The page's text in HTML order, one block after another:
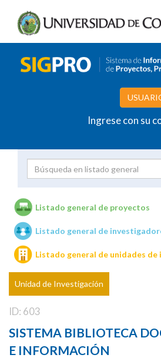
Ingrese con su
Unidades de investigación
Listado general de proyectos
Listado general de
Listado general de unidades de
Unidad de Investigación
ID: 603
SISTEMA BIBLIOTECA
E INFORMACIÓN